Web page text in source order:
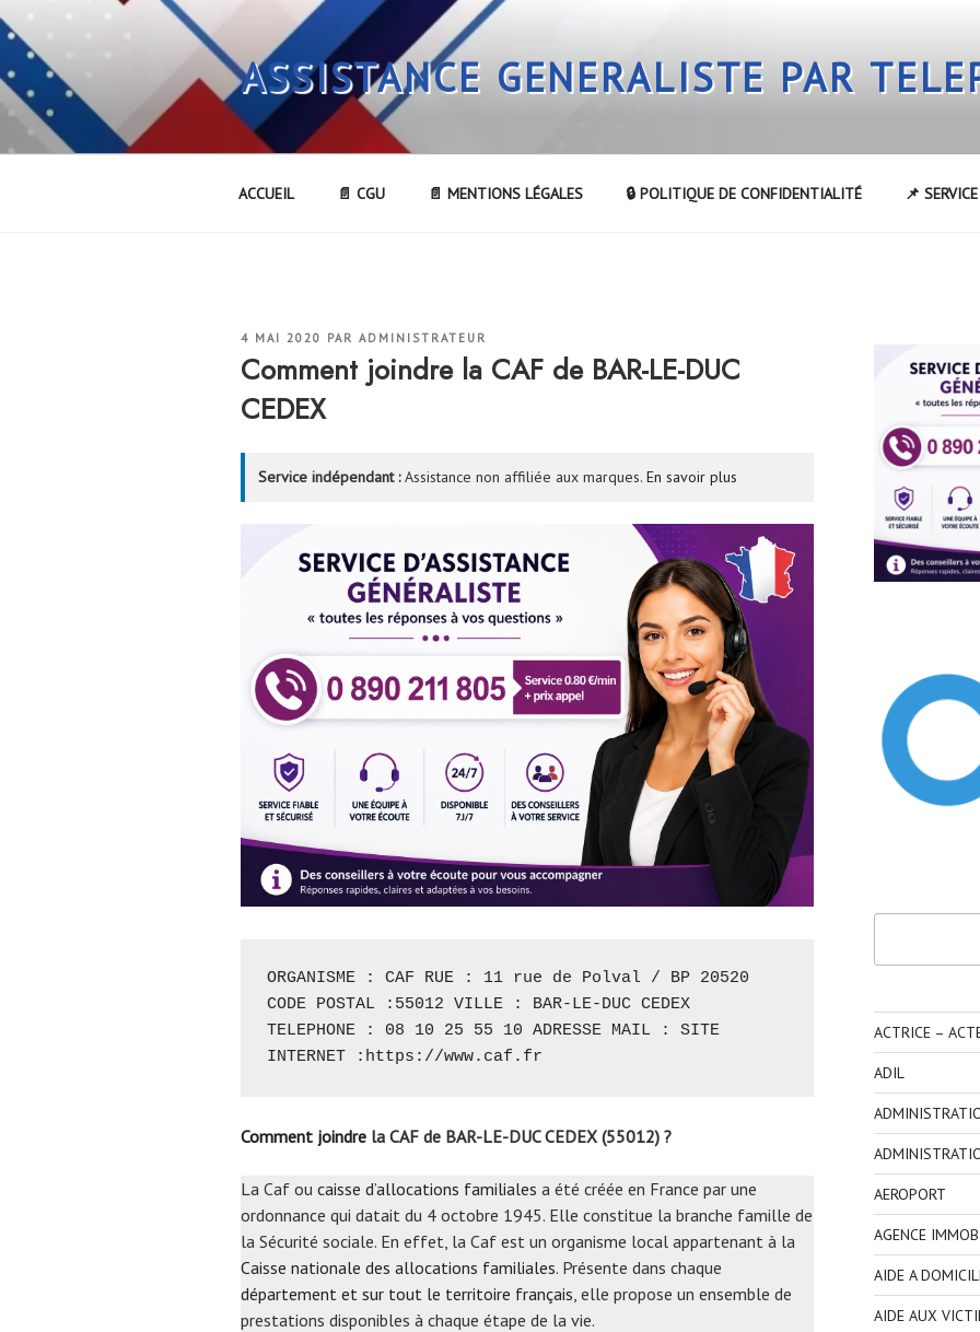
Aller
au
contenu
principal
ASSISTANCE GENERALISTE PAR
ACCUEIL 📄 CGU 📄 MENTIONS LÉGALES 🔒 POLITIQUE DE CONFIDENTIALITÉ 📌
PUBLIÉ
4 MAI 2020 PAR ADMINISTRATEUR
Comment joindre la CAF de BAR-LE-DUC
CEDEX
Service indépendant :Assistance non affiliée aux marques. En savoir plus
ORGANISME : CAF RUE : 11 rue de Polval / BP 20520
CODE POSTAL :55012 VILLE : BAR-LE-DUC CEDEX
TELEPHONE : 08 10 25 55 10 ADRESSE MAIL : SITE
INTERNET : https://www.caf.fr
Comment joindre la CAF de BAR-LE-DUC CEDEX (55012) ?
La Caf ou caisse d’allocations familiales a été créée en France par une
ordonnance qui datait du 4 octobre 1945. Elle constitue la branche famille de
la Sécurité sociale. En effet, la Caf est un organisme local appartenant à la
Caisse nationale des allocations familiales. Présente dans chaque
département et sur tout le territoire français , elle propose un ensemble de
prestations disponibles à chaque étape de la vie.
ACTRICE –
ADIL
AEROPORT
AGENCE
AIDE A
AIDE AUX